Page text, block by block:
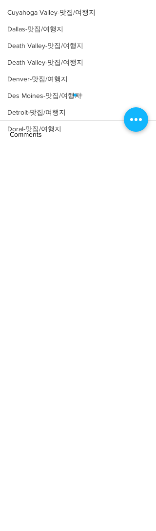
Cuyahoga Valley-맛집/여행지
Dallas-맛집/여행지
Death Valley-맛집/여행지
Death Valley-맛집/여행지
Denver-맛집/여행지
Des Moines-맛집/여행지
Detroit-맛집/여행지
Doral-맛집/여행지
Comments